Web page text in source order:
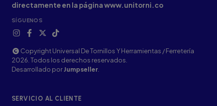
directamente en la página www.unitorni.co
SÍGUENOS
Copyright Universal De Tornillos Y Herramientas / Ferretería
2026. Todos los derechos reservados.
Desarrollado porJumpseller
SERVICIO AL CLIENTE